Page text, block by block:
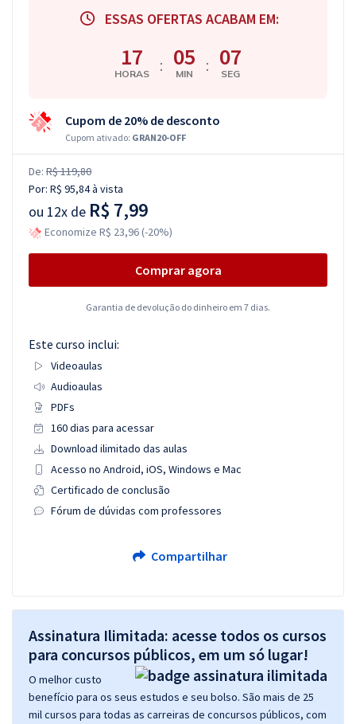
ESSAS OFERTAS ACABAM EM:
17
HORAS : 05
MIN : 06
SEG
Cupom de 20% de desconto
Cupom ativado: GRAN20-OFF
De: R$ 119,80
Por: R$ 95,84à vista
ou 12x de R$ 7,99
Economize R$ 23,96 (-20%)
Comprar agora
Garantia de devolução do dinheiro em 7 dias.
Este curso inclui:
Videoaulas
Audioaulas
PDFs
160 dias para acessar
Download ilimitado das aulas
Acesso no Android, iOS, Windows e Mac
Certificado de conclusão
Fórum de dúvidas com professores
Compartilhar
Assinatura Ilimitada: acesse todos os cursos
para concursos públicos, em um só lugar!
O melhor custo
benefício para os seus estudos e seu bolso. São mais de 25
mil cursos para todas as carreiras de concursos públicos, com